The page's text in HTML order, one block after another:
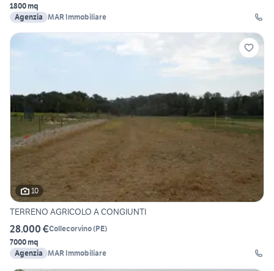
1800 mq
Agenzia MAR Immobiliare
10
TERRENO AGRICOLO A CONGIUNTI
28.000 €Collecorvino(PE)
7000 mq
Agenzia MAR Immobiliare